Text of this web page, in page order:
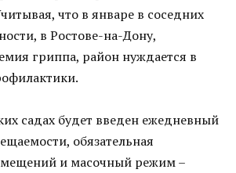
что в январе в соседних
в Ростове-на-Дону,
гриппа, район нуждается в
садах будет введен ежедневный
обязательная
и масочный режим –